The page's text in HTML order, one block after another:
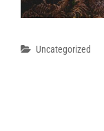
Catégories
Uncategorized